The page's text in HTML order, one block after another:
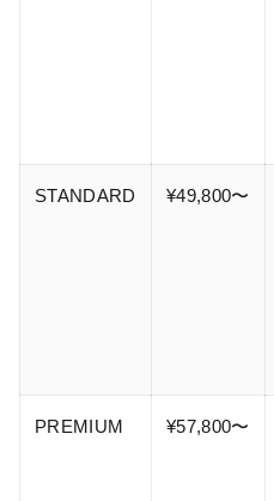
STANDARD ¥49,800〜
PREMIUM ¥57,800〜